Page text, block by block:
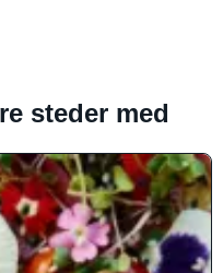
steder med